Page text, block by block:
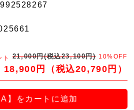
21,000円(税込23,100円) 10%OFF
18,900円（税込20,790円）
】をカートに追加